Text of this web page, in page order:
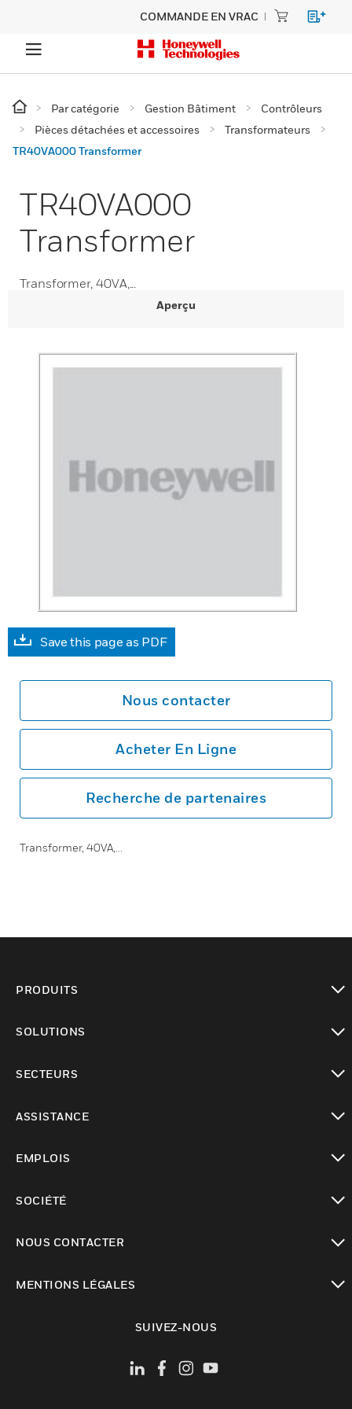
COMMANDE EN VRAC
Par catégorie Gestion Bâtiment
Contrôleurs
Pièces détachées et accessoires
Transformateurs
TR40VA000 Transformer
TR40VA000
Transformer
Transformer, 40VA,...
Aperçu
Save this page as PDF
Nous contacter
Acheter En Ligne
Recherche de partenaires
Transformer, 40VA,...
PRODUITS
SOLUTIONS
SECTEURS
ASSISTANCE
EMPLOIS
SOCIÉTÉ
NOUS CONTACTER
MENTIONS LÉGALES
SUIVEZ-NOUS